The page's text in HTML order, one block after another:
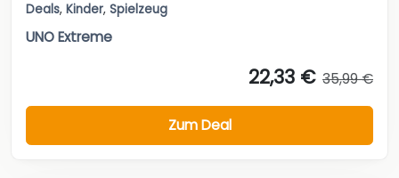
Deals, Kinder, Spielzeug
UNO Extreme
22,33 € 35,99 €
Zum Deal